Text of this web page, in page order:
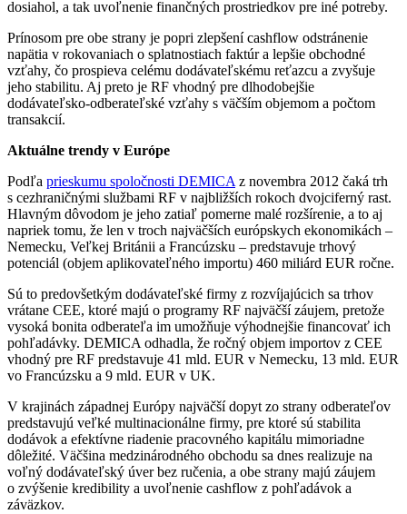
dosiahol, a tak uvoľnenie finančných prostriedkov pre iné potreby.
Prínosom pre obe strany je popri zlepšení cashflow odstránenie
napätia v rokovaniach o splatnostiach faktúr a lepšie obchodné
vzťahy, čo prospieva celému dodávateľskému reťazcu a zvyšuje
jeho stabilitu. Aj preto je RF vhodný pre dlhodobejšie
dodávateľsko-odberateľské vzťahy s väčším objemom a počtom
transakcií.
Aktuálne trendy v Európe
Podľa prieskumu spoločnosti DEMICA z novembra 2012 čaká trh
s cezhraničnými službami RF v najbližších rokoch dvojciferný rast.
Hlavným dôvodom je jeho zatiaľ pomerne malé rozšírenie, a to aj
napriek tomu, že len v troch najväčších európskych ekonomikách –
Nemecku, Veľkej Británii a Francúzsku – predstavuje trhový
potenciál (objem aplikovateľného importu) 460 miliárd EUR ročne.
Sú to predovšetkým dodávateľské firmy z rozvíjajúcich sa trhov
vrátane CEE, ktoré majú o programy RF najväčší záujem, pretože
vysoká bonita odberateľa im umožňuje výhodnejšie financovať ich
pohľadávky. DEMICA odhadla, že ročný objem importov z CEE
vhodný pre RF predstavuje 41 mld. EUR v Nemecku, 13 mld. EUR
vo Francúzsku a 9 mld. EUR v UK.
V krajinách západnej Európy najväčší dopyt zo strany odberateľov
predstavujú veľké multinacionálne firmy, pre ktoré sú stabilita
dodávok a efektívne riadenie pracovného kapitálu mimoriadne
dôležité. Väčšina medzinárodného obchodu sa dnes realizuje na
voľný dodávateľský úver bez ručenia, a obe strany majú záujem
o zvýšenie kredibility a uvoľnenie cashflow z pohľadávok a
záväzkov.